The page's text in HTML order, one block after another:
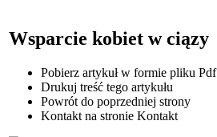
Wsparcie kobiet w ciązy
Pobierz artykuł w formie pliku Pdf
Drukuj treść tego artykułu
Powrót do poprzedniej strony
Kontakt na stronie Kontakt